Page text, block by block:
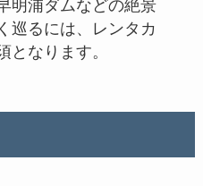
明浦ダムなどの絶景
巡るには、レンタカ
となります。